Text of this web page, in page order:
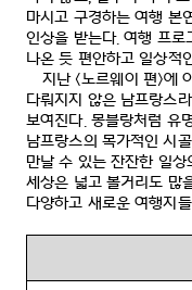
마시고 구경하는 여행 본
인상을 받는다.여행 프로
나온 듯 편안하고 일상적
지난<노르웨이 편>에
다뤄지지 않은 남프랑스
보여진다. 몽블랑처럼 유
남프랑스의 목가적인 시
만날 수 있는 잔잔한 일
세상은 넓고 볼거리도 많
다양하고 새로운 여행지